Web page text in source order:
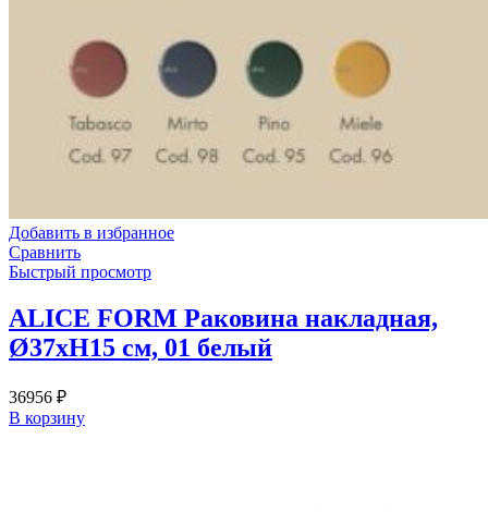
Добавить в избранное
Сравнить
Быстрый просмотр
ALICE FORM Раковина накладная,
Ø37xH15 см, 01 белый
36956 ₽
В корзину